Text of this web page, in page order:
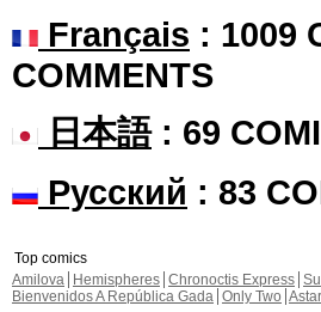
Français : 1009
COMMENTS
日本語: 69
Русский : 83
Top comics
Amilova
Hemispheres Chronoctis Express
Bienvenidos A República Gada Only Two